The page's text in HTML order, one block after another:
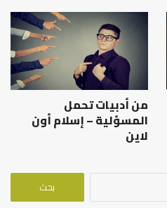
من أدبيات تحمل
المسؤلية – إسلام أون
لاين
البحث